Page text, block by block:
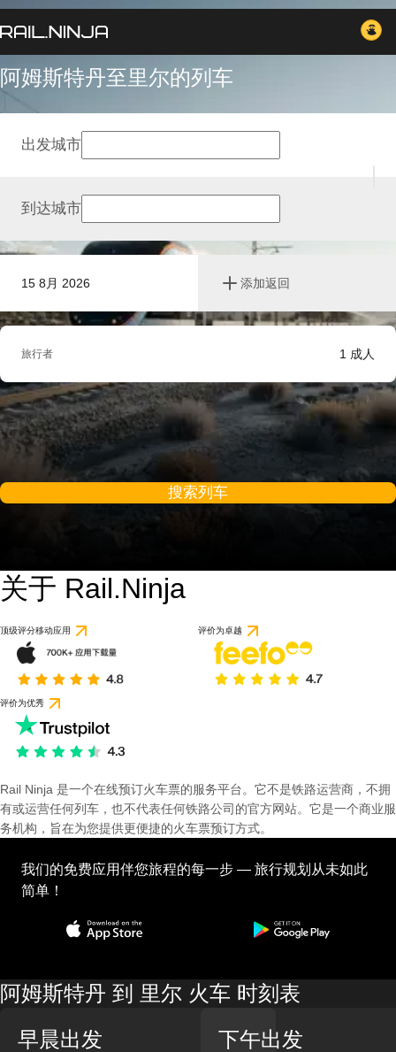
阿姆斯特丹至里尔的列车
15 8月 2026 添加返回
出发城市
到达城市
旅行者 1 成人
搜索列车
关于 Rail.Ninja
顶级评分移动应用 评价为卓越
评价为优秀
Rail Ninja 是一个在线预订火车票的服务平台。它不是铁路运营商，不拥
有或运营任何列车，也不代表任何铁路公司的官方网站。它是一个商业服
务机构，旨在为您提供更便捷的火车票预订方式。
我们的免费应用伴您旅程的每一步 — 旅行规划从未如此
简单！
阿姆斯特丹 到 里尔 火车 时刻表
早晨出发
下午出发